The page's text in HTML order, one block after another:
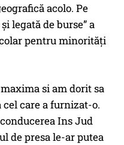
acolo. Pe
legată de burse” a
pentru minorități
si am dorit sa
care a furnizat-o.
Ins Jud
de presa le-ar putea